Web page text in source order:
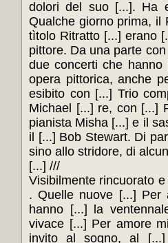
dolori del suo [...]. Ha
Qualche giorno prima, il
tìtolo Ritratto [...] erano
pittore. Da una parte
due concerti che
opera pittorica, anche
esibito con [...] Trio
Michael [...] re, con [...]
pianista Misha [...] e il
il [...] Bob Stewart. Di
sino allo stridore, di
[...] ///
Visibilmente rincuorato
. Quelle nuove [...] Per
hanno [...] la
vivace [...] Per amore
invito al sogno, al